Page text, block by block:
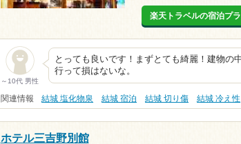
楽天トラベルの宿泊プ
～10代 男性
とっても良いです！まずとても綺麗！建物の
行って損はないな。
関連情報 結城 塩化物泉 結城 宿泊 結城 切り傷 結城 冷え性
ホテル三吉野別館